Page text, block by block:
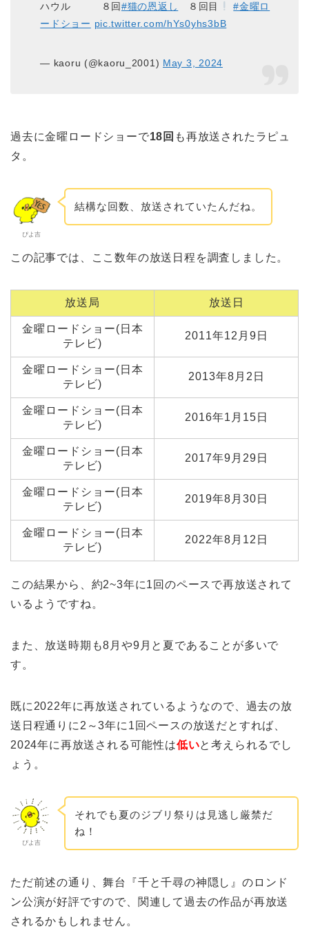
ハウル ８回#猫の恩返し ８回目
#金曜ロ
ードショー pic.twitter.com/hYs0yhs3bB
— kaoru (@kaoru_2001) May 3, 2024
過去に金曜ロードショーで18回 も再放送されたラピュ
タ。
ぴよ吉
結構な回数、放送されていたんだね。
この記事では、ここ数年の放送日程を調査しました。
放送局 放送日
金曜ロードショー(日本
テレビ)
2011年12月9日
金曜ロードショー(日本
テレビ)
2013年8月2日
金曜ロードショー(日本
テレビ)
2016年1月15日
金曜ロードショー(日本
テレビ)
2017年9月29日
金曜ロードショー(日本
テレビ)
2019年8月30日
金曜ロードショー(日本
テレビ)
2022年8月12日
この結果から、約2~3年に1回のペースで再放送されて
いるようですね。
また、放送時期も8月や9月と夏であることが多いで
す。
既に2022年に再放送されているようなので、過去の放
送日程通りに2～3年に1回ペースの放送だとすれば、
2024年に再放送される可能性は低いと考えられるでし
ょう。
ぴよ吉
それでも夏のジブリ祭りは見逃し厳禁だ
ね！
ただ前述の通り、舞台『千と千尋の神隠し』のロンド
ン公演が好評ですので、関連して過去の作品が再放送
されるかもしれません。